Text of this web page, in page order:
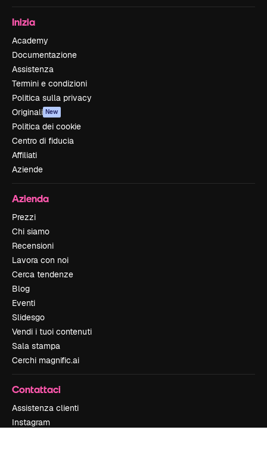
Inizia
Academy
Documentazione
Assistenza
Termini e condizioni
Politica sulla privacy
Originali New
Politica dei cookie
Centro di fiducia
Affiliati
Aziende
Azienda
Prezzi
Chi siamo
Recensioni
Lavora con noi
Cerca tendenze
Blog
Eventi
Slidesgo
Vendi i tuoi contenuti
Sala stampa
Cerchi magnific.ai
Contattaci
Assistenza clienti
Instagram